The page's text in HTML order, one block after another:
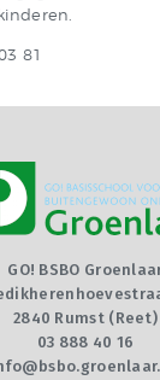
81
GO! BSBO
2840 Rumst (Reet)
03 888 40 16